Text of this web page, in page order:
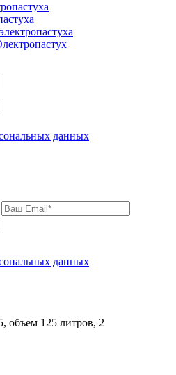
данных
данных
125 литров, 2